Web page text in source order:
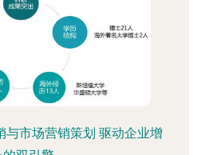
与市场营销策划 驱动企业增